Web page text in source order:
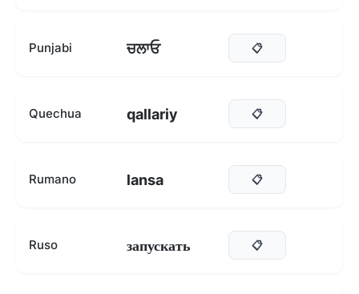
Punjabi ਚਲਾਓ 📋
Quechua qallariy 📋
Rumano lansa 📋
Ruso запускать 📋